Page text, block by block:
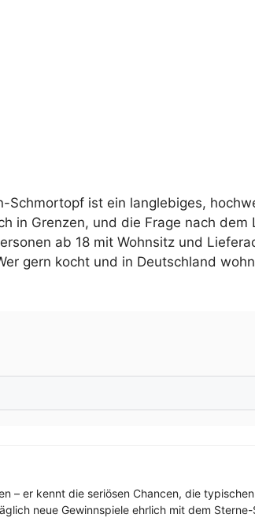
Schmortopf ist ein langlebiges,
in Grenzen, und die Frage nach
ab 18 mit Wohnsitz und
gern kocht und in Deutschland
– er kennt die seriösen Chancen, die
neue Gewinnspiele ehrlich mit dem